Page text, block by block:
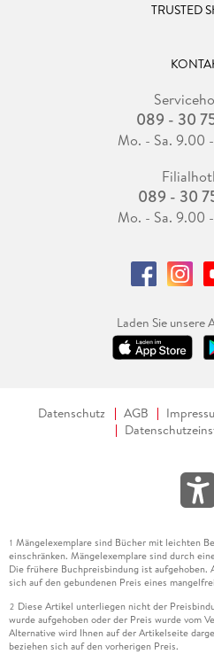
TRUSTED
089 - 30
Mo. - Sa. 9.00
089 - 30
Mo. - Sa. 9.00
Laden Sie unsere
Datenschutz AGB
1 Mängelexemplare sind Bücher mit leichten
einschränken. Mängelexemplare sind durch
Die frühere Buchpreisbindung ist aufgehoben.
sich auf den gebundenen Preis eines
2 Diese Artikel unterliegen nicht der
wurde aufgehoben oder der Preis wurde vom
Alternative wird Ihnen auf der Artikelseite
beziehen sich auf den vorherigen Preis.